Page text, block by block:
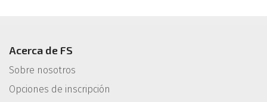
Acerca de FS
Sobre nosotros
Opciones de inscripción